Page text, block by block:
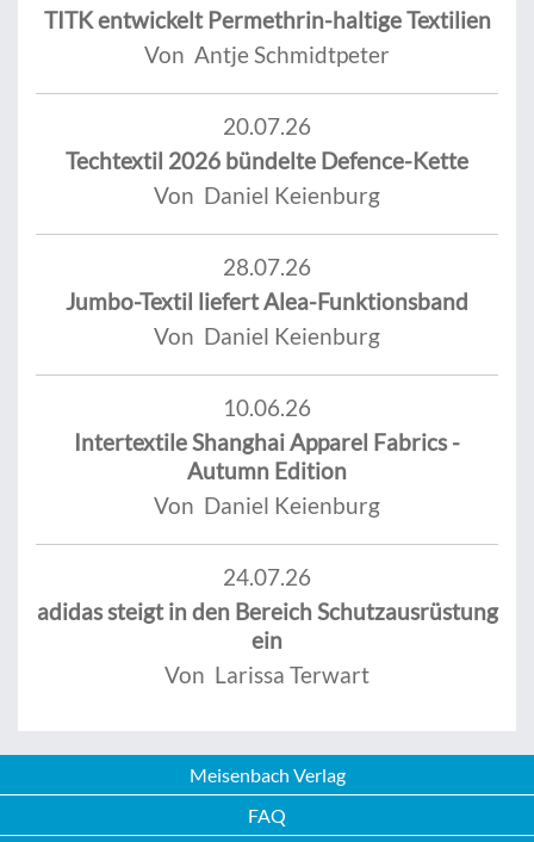
TITK entwickelt Permethrin-haltige Textilien
Von Antje Schmidtpeter
20.07.26
Techtextil 2026 bündelte Defence-Kette
Von Daniel Keienburg
28.07.26
Jumbo-Textil liefert Alea-Funktionsband
Von Daniel Keienburg
10.06.26
Intertextile Shanghai Apparel Fabrics -
Autumn Edition
Von Daniel Keienburg
24.07.26
adidas steigt in den Bereich Schutzausrüstung
ein
Von Larissa Terwart
Meisenbach Verlag
FAQ